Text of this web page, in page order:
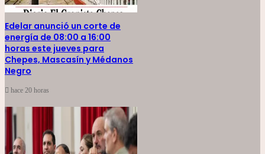
Edelar anunció un corte de
energía de 08:00 a 16:00
horas este jueves para
Chepes, Mascasín y Médanos
Negro
hace 20 horas